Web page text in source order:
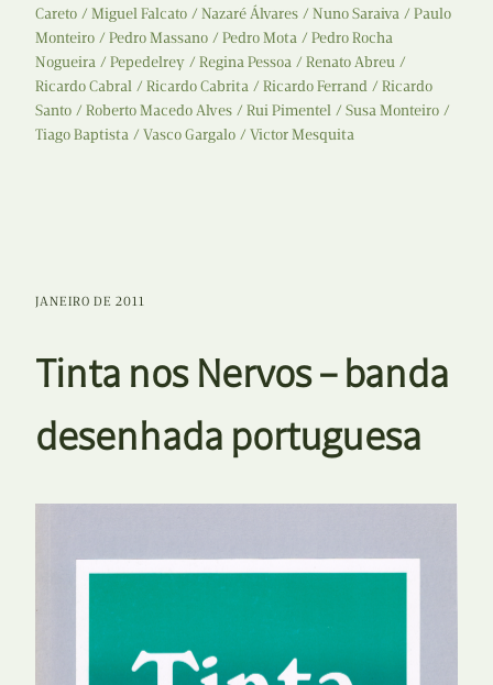
Careto Miguel Falcato Nazaré Álvares Nuno Saraiva
Paulo
Monteiro
Pedro Massano Pedro Mota
Pedro Rocha
Nogueira
Pepedelrey Regina Pessoa
Renato Abreu
Ricardo Cabral
Ricardo Cabrita Ricardo Ferrand
Ricardo
Santo
Roberto Macedo Alves Rui Pimentel
Susa Monteiro
Tiago Baptista
Vasco Gargalo Victor Mesquita
JANEIRO DE 2011
Tinta nos Nervos – banda
desenhada portuguesa